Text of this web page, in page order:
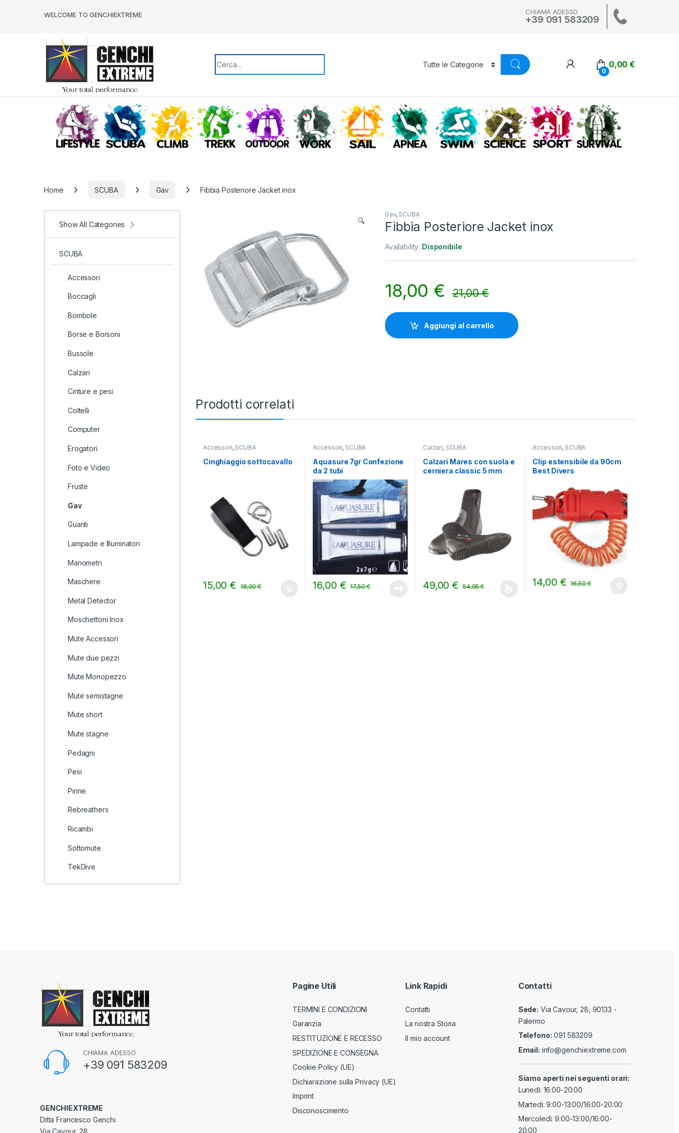
WELCOME TO GENCHIEXTREME CHIAMA ADESSO
+39 091 583209
Search for:
0
0,00€
LIFESTYLE SCUBA CLIMB TREKKING OUTDOOR WORK SAIL APNEA SWIM SCIENCE ALTRI SPORT
Home SCUBA Gav Fibbia Posteriore Jacket inox
🔍
Gav, SCUBA
Fibbia Posteriore Jacket inox
Availability: Disponibile
18,00 € 21,00€
Aggiungi al carrello
Prodotti correlati
Accessori, SCUBA
Cinghiaggio sottocavallo
15,00€ 18,00€
Accessori, SCUBA
Aquasure 7gr Confezione
da 2 tubi
16,00 € 17,50€
Calzari, SCUBA
Calzari Mares con suola e
cerniera classic 5 mm
49,00€ 54,95€
Accessori, SCUBA
Clip estensibile da 90cm
Best Divers
14,00 € 16,50€
Show All Categories
SCUBA
Accessori
Boccagli
Bombole
Borse e Borsoni
Bussole
Calzari
Cinture e pesi
Coltelli
Computer
Erogatori
Foto e Video
Fruste
Gav
Guanti
Lampade e Illuminatori
Manometri
Maschere
Metal Detector
Moschettoni Inox
Mute Accessori
Mute due pezzi
Mute Monopezzo
Mute semistagne
Mute short
Mute stagne
Pedagni
Pesi
Pinne
Rebreathers
Ricambi
Sottomute
TekDive
CHIAMA ADESSO
+39 091 583209
GENCHIEXTREME
Ditta Francesco Genchi
Via Cavour, 28
Pagine Utili
TERMINI E CONDIZIONI
Garanzia
RESTITUZIONE E RECESSO
SPEDIZIONE E CONSEGNA
Cookie Policy (UE)
Dichiarazione sulla Privacy (UE)
Imprint
Disconoscimento
Link Rapidi
Contatti
La nostra Storia
Il mio account
Contatti
Sede: Via Cavour, 28, 90133 -
Palermo
Telefono: 091 583209
Email: info@genchiextreme.com
Siamo aperti nei seguenti orari:
Lunedì: 16:00-20:00
Martedi: 9:00-13:00/16:00-20:00
Mercoledì: 9:00-13:00/16:00-
20:00